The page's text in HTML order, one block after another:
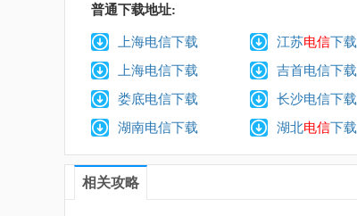
普通下载地址:
上海电信下载 江苏电信下载
上海电信下载
吉首电信下载
娄底电信下载
长沙电信下载
湖南电信下载
湖北电信下载
相关攻略